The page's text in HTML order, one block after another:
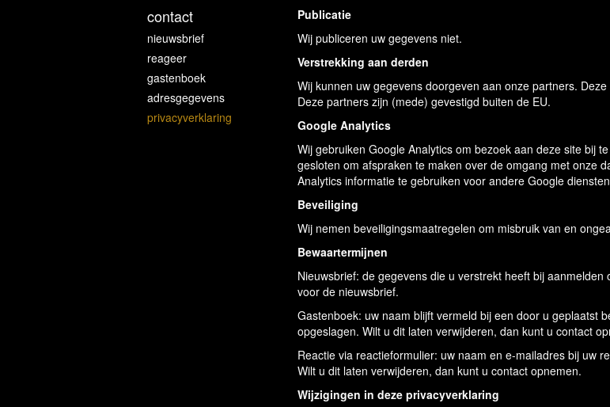
Publicatie
Wij publiceren uw gegevens niet.
Verstrekking aan derden
Wij kunnen uw gegevens doorgeven aan onze partners.
Deze partners zijn (mede) gevestigd buiten de EU.
Google Analytics
Wij gebruiken Google Analytics om bezoek aan deze site bij
gesloten om afspraken te maken over de omgang met onze
Analytics informatie te gebruiken voor andere Google
Beveiliging
Wij nemen beveiligingsmaatregelen om misbruik van en
Bewaartermijnen
Nieuwsbrief: de gegevens die u verstrekt heeft bij
voor de nieuwsbrief.
Gastenboek: uw naam blijft vermeld bij een door u geplaatst
opgeslagen. Wilt u dit laten verwijderen, dan kunt u contact
Reactie via reactieformulier: uw naam en e-mailadres bij uw
Wilt u dit laten verwijderen, dan kunt u contact opnemen.
Wijzigingen in deze privacyverklaring
contact
nieuwsbrief
reageer
gastenboek
adresgegevens
privacyverklaring